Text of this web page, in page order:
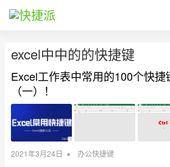
excel中中的的快捷键
Excel工作表中常用的100个快
（一）！
2021年3月24日 • 办公快捷键